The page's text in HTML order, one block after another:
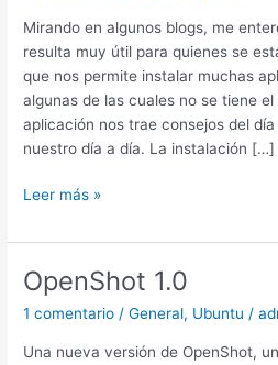
Mirando en algunos blogs, me
resulta muy útil para quienes se
que nos permite instalar muchas
algunas de las cuales no se tiene
aplicación nos trae consejos del
nuestro día a día. La instalación […]
Ailurus,
aplicaciones
de
forma
sencilla
Leer más »
OpenShot 1.0
1 comentario /General, Ubuntu /
Una nueva versión de OpenShot,